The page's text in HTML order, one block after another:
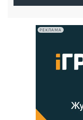
РЕКЛАМА